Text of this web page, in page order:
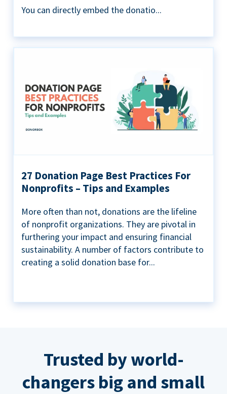
You can directly embed the donatio...
27 Donation Page Best Practices For
Nonprofits – Tips and Examples
More often than not, donations are the lifeline
of nonprofit organizations. They are pivotal in
furthering your impact and ensuring financial
sustainability. A number of factors contribute to
creating a solid donation base for...
Trusted by world-
changers big and small